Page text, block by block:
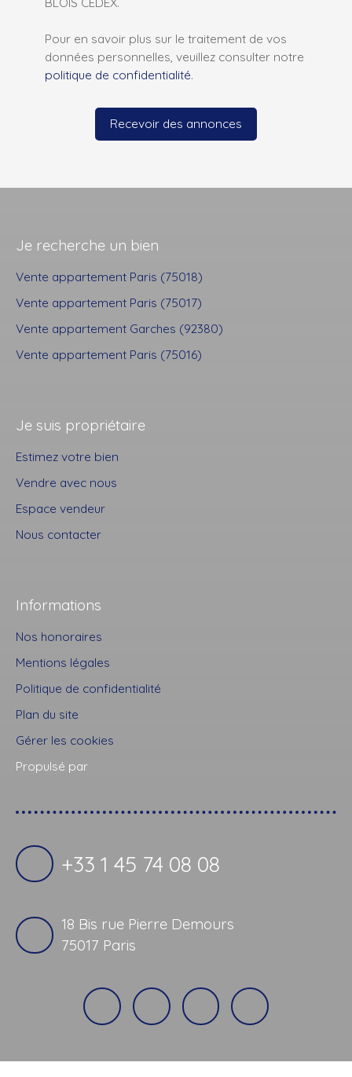
Pour en savoir plus sur le traitement de vos
données personnelles, veuillez consulter notre
politique de confidentialité.
Recevoir des annonces
Je recherche un bien
Vente appartement Paris (75018)
Vente appartement Paris (75017)
Vente appartement Garches (92380)
Vente appartement Paris (75016)
Je suis propriétaire
Estimez votre bien
Vendre avec nous
Espace vendeur
Nous contacter
Informations
Nos honoraires
Mentions légales
Politique de confidentialité
Plan du site
Gérer les cookies
Propulsé par
+33 1 45 74 08 08
18 Bis rue Pierre Demours
75017 Paris